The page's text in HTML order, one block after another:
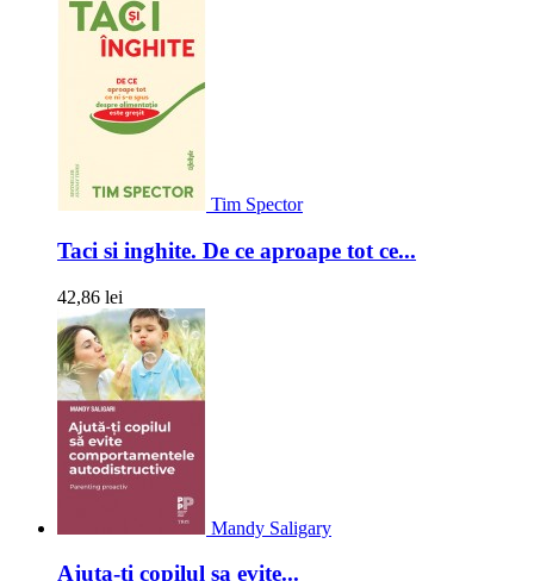
Tim Spector
Taci si inghite. De ce aproape tot ce...
42,86 lei
Mandy Saligary
Ajuta-ti copilul sa evite...